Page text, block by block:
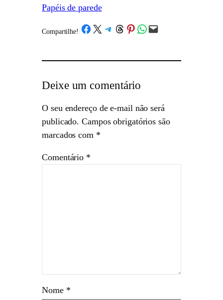
Papéis de parede
Compartilhe! /Share on Facebook
Share on X Share on Telegram
Share on Threads
Share on Pinterest
Share on WhatsApp
Email this Page
Deixe um comentário
O seu endereço de e-mail não será
publicado. Campos obrigatórios são
marcados com *
Comentário *
Nome *